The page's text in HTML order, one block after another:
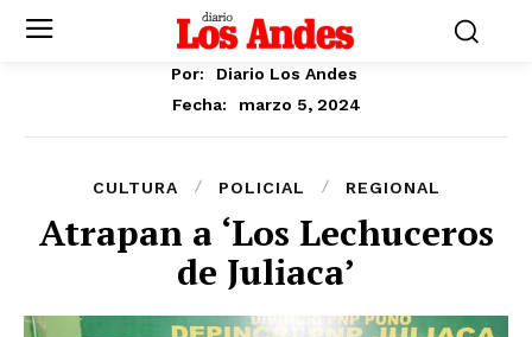
Por:
Diario Los Andes
Fecha:
marzo 5, 2024
CULTURA POLICIAL REGIONAL
Atrapan a ‘Los Lechuceros
de Juliaca’